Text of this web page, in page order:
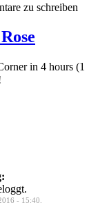
zu schreiben
in 4 hours (1
- 15:40.